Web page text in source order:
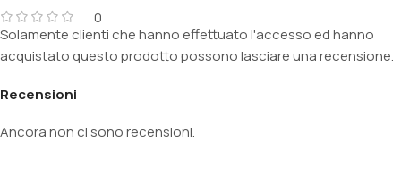
0
Recensioni
Ancora non ci sono recensioni.
Solamente clienti che hanno effettuato l'accesso ed hanno
acquistato questo prodotto possono lasciare una recensione.